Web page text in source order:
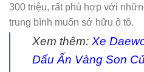
300 triệu, rất phù hợp với
trung bình muốn sở hữu ô tô.
Xem thêm: Xe
Dấu Ấn Vàng Son